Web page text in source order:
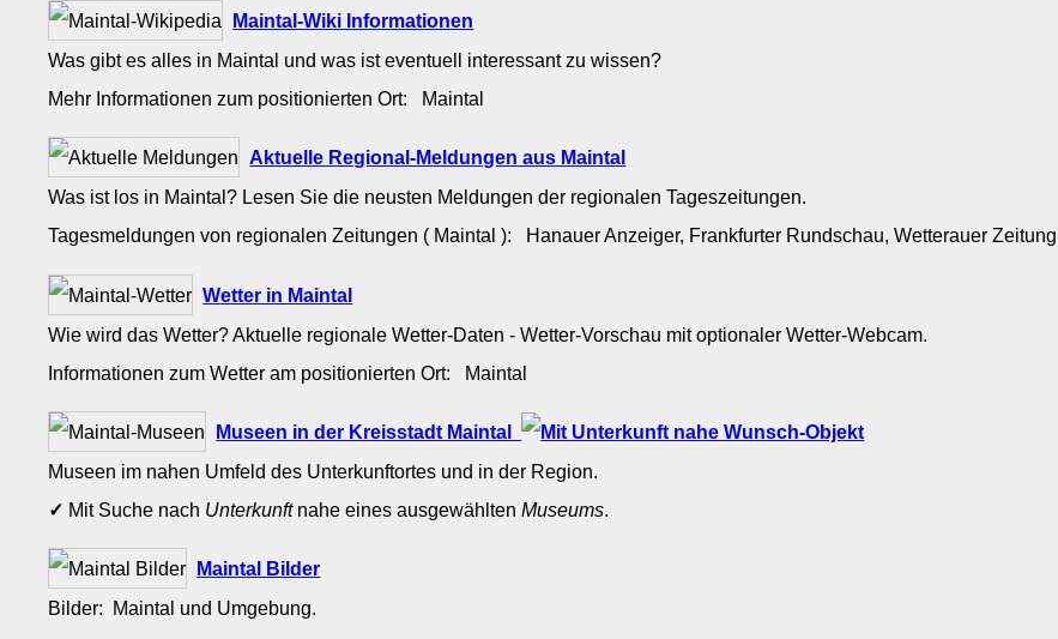
Maintal-Wiki Informationen
Was gibt es alles in Maintal und was ist eventuell interessant zu wissen?
Mehr Informationen zum positionierten Ort: Maintal
Aktuelle Regional-Meldungen aus Maintal
Was ist los in Maintal? Lesen Sie die neusten Meldungen der regionalen Tageszeitungen.
Tagesmeldungen von regionalen Zeitungen ( Maintal ): Hanauer Anzeiger, Frankfurter Rundschau, Wetterauer Zeitung
Wetter in Maintal
Wie wird das Wetter? Aktuelle regionale Wetter-Daten - Wetter-Vorschau mit optionaler Wetter-Webcam.
Informationen zum Wetter am positionierten Ort: Maintal
Museen in der Kreisstadt Maintal
Museen im nahen Umfeld des Unterkunftortes und in der Region.
✓ Mit Suche nach Unterkunftnahe eines ausgewähltenMuseums.
Maintal Bilder
Bilder: Maintal und Umgebung.